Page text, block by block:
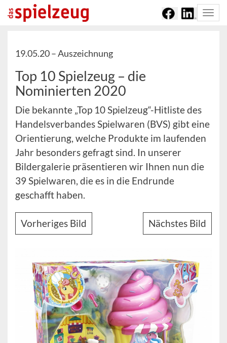
19.05.20 –Auszeichnung
Top 10 Spielzeug – die
Nominierten 2020
Die bekannte „Top 10 Spielzeug“-Hitliste des
Handelsverbandes Spielwaren (BVS) gibt eine
Orientierung, welche Produkte im laufenden
Jahr besonders gefragt sind. In unserer
Bildergalerie präsentieren wir Ihnen nun die
39 Spielwaren, die es in die Endrunde
geschafft haben.
Vorheriges Bild Nächstes Bild